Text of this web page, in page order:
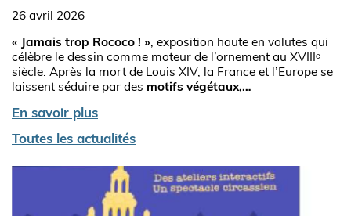
26 avril 2026
« Jamais trop Rococo ! », exposition haute en volutes qui
célèbre le dessin comme moteur de l’ornement au XVIIIᵉ
siècle. Après la mort de Louis XIV, la France et l’Europe se
laissent séduire par des motifs végétaux,…
En savoir plus
Toutes les actualités